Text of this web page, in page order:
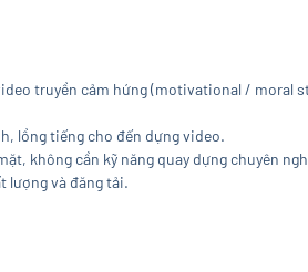
truyền cảm hứng (motivational / moral
lồng tiếng cho đến dựng video.
không cần kỹ năng quay dựng chuyên
lượng và đăng tải.